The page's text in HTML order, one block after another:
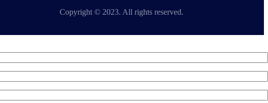
Copyright © 2023. All rights reserved.